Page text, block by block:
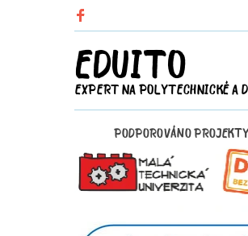
EDUITO
EXPERT NA POLYTECHNICKÉ
PODPOROVÁNO